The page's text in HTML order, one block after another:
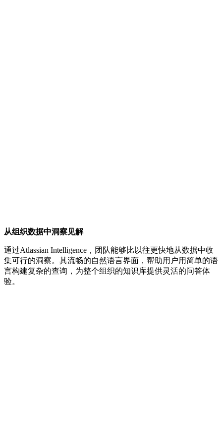
从组织数据中洞察见解
通过Atlassian Intelligence，团队能够比以往更快地从数据中收
集可行的洞察。其流畅的自然语言界面，帮助用户用简单的语
言构建复杂的查询，为整个组织的知识库提供灵活的问答体
验。